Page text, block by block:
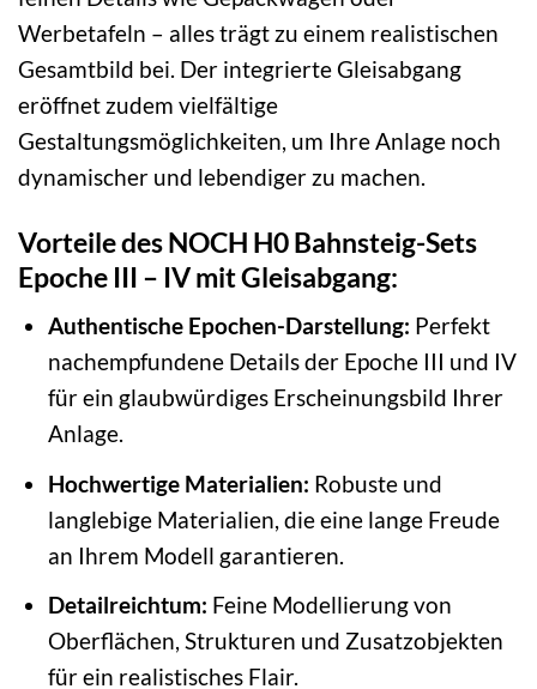
Werbetafeln – alles trägt zu einem realistischen
Gesamtbild bei. Der integrierte Gleisabgang
eröffnet zudem vielfältige
Gestaltungsmöglichkeiten, um Ihre Anlage noch
dynamischer und lebendiger zu machen.
Vorteile des NOCH H0 Bahnsteig-Sets
Epoche III – IV mit Gleisabgang:
Authentische Epochen-Darstellung: Perfekt
nachempfundene Details der Epoche III und IV
für ein glaubwürdiges Erscheinungsbild Ihrer
Anlage.
Hochwertige Materialien: Robuste und
langlebige Materialien, die eine lange Freude
an Ihrem Modell garantieren.
Detailreichtum: Feine Modellierung von
Oberflächen, Strukturen und Zusatzobjekten
für ein realistisches Flair.